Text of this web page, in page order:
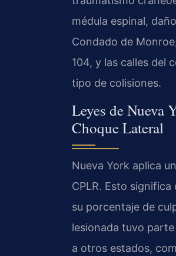
médula espinal,
Condado de
104, y las calles del
tipo de colisiones.
Leyes de Nueva
Choque Lateral
Nueva York aplica
CPLR. Esto
su porcentaje de
lesionada tuvo
a otros estados,